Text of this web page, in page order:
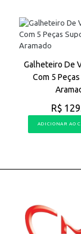
Galheteiro De
Com 5
R$
ADICIONAR AO